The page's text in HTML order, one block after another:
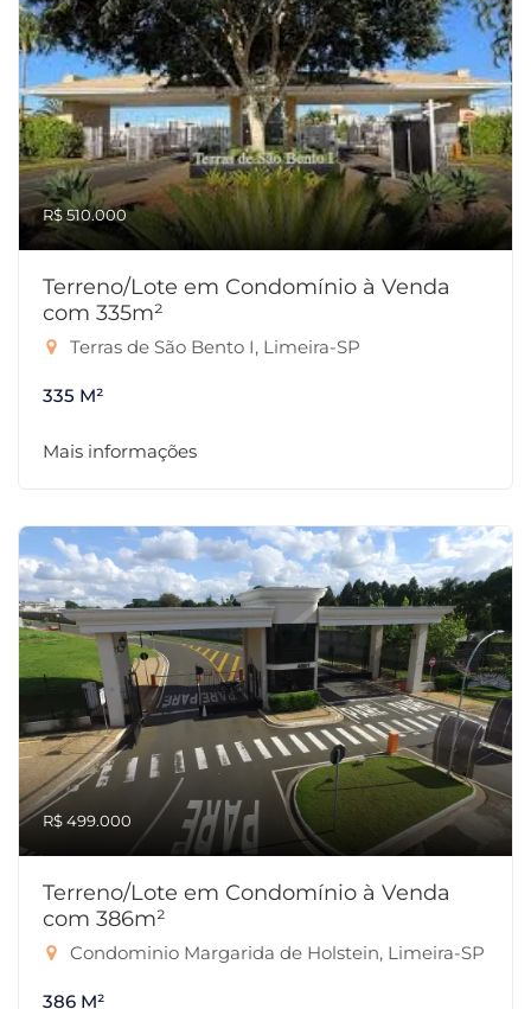
R$ 510.000
Terreno/Lote em Condomínio à Venda
com 335m²
Terras de São Bento I, Limeira-SP
335 M²
Mais informações
R$ 499.000
Terreno/Lote em Condomínio à Venda
com 386m²
Condominio Margarida de Holstein, Limeira-SP
386 M²